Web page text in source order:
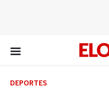
DEPORTES